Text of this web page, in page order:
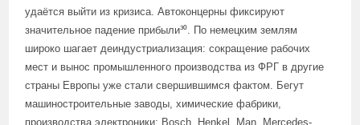
удаётся выйти из кризиса. Автоконцерны фиксируют
значительное падение прибыли³⁰. По немецким землям
широко шагает деиндустриализация: сокращение рабочих
мест и вынос промышленного производства из ФРГ в другие
страны Европы уже стали свершившимся фактом. Бегут
машиностроительные заводы, химические фабрики,
производства электроники: Bosch, Henkel, Man, Mercedes-